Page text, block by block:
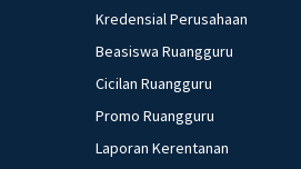
Kredensial Perusahaan
Beasiswa Ruangguru
Cicilan Ruangguru
Promo Ruangguru
Laporan Kerentanan